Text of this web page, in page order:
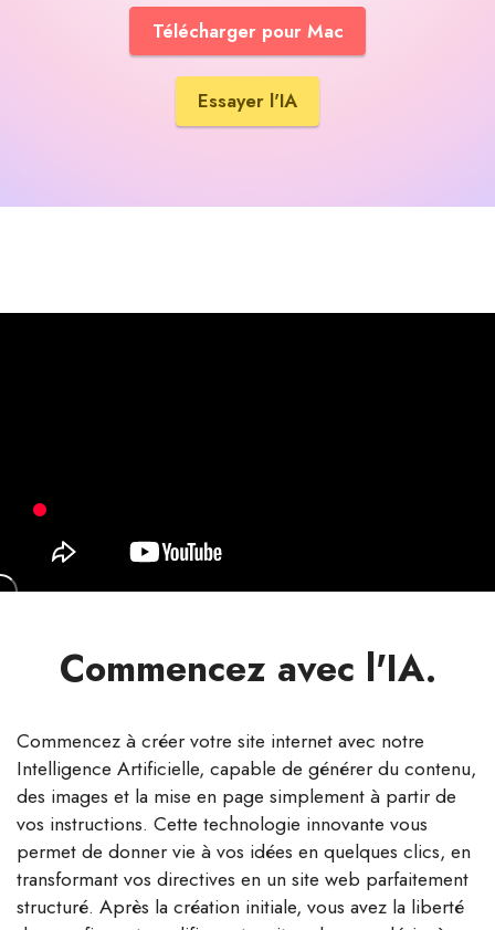
Télécharger pour Mac
Essayer l'IA
Commencez avec l'IA.
Commencez à créer votre site internet avec notre
Intelligence Artificielle, capable de générer du contenu,
des images et la mise en page simplement à partir de
vos instructions. Cette technologie innovante vous
permet de donner vie à vos idées en quelques clics, en
transformant vos directives en un site web parfaitement
structuré. Après la création initiale, vous avez la liberté